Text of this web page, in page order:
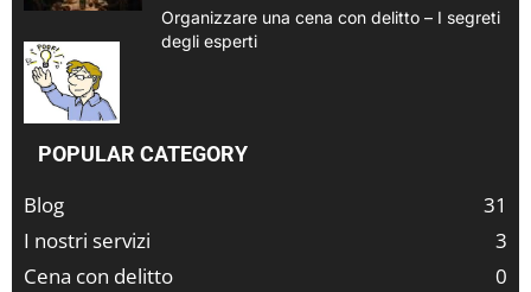
Organizzare una cena con delitto – I segreti
degli esperti
POPULAR CATEGORY
Blog
31
I nostri servizi
3
Cena con delitto
0